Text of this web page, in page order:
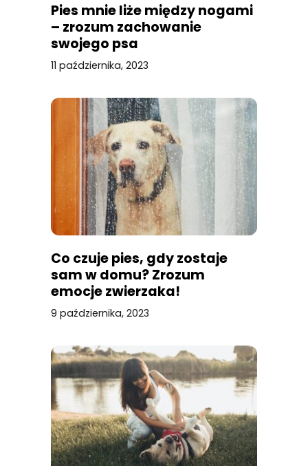
Pies mnie liże między nogami
– zrozum zachowanie
swojego psa
11 października, 2023
Co czuje pies, gdy zostaje
sam w domu? Zrozum
emocje zwierzaka!
9 października, 2023